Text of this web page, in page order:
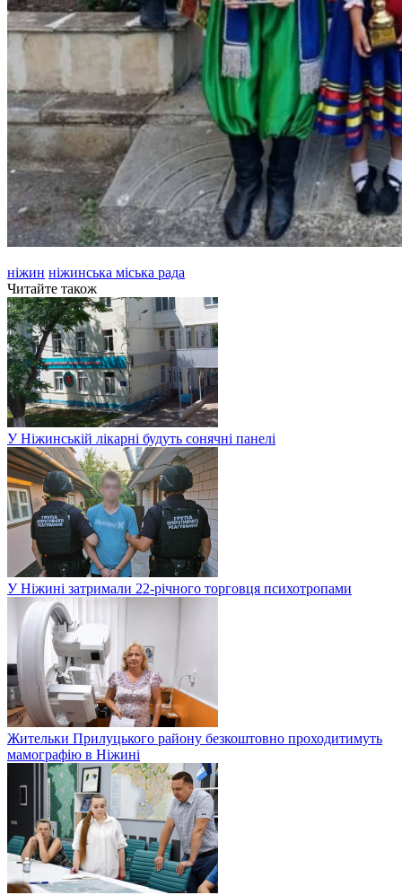
ніжин ніжинська міська рада
Читайте також
У Ніжинській лікарні будуть сонячні панелі
У Ніжині затримали 22-річного торговця психотропами
Жительки Прилуцького району безкоштовно проходитимуть
мамографію в Ніжині